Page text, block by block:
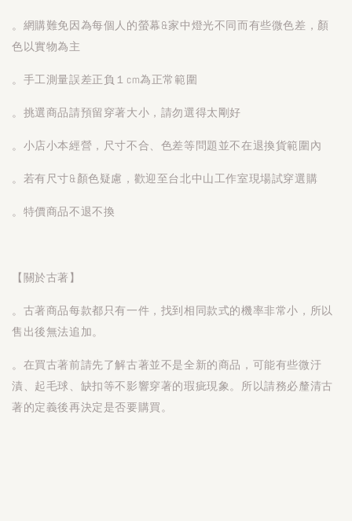
。網購難免因為每個人的螢幕&家中燈光不同而有些微色差，顏
色以實物為主
。手工測量誤差正負１cm為正常範圍
。挑選商品請預留穿著大小，請勿選得太剛好
。小店小本經營，尺寸不合、色差等問題並不在退換貨範圍內
。若有尺寸&顏色疑慮，歡迎至台北中山工作室現場試穿選購
。特價商品不退不換
【關於古著】
。古著商品每款都只有一件，找到相同款式的機率非常小，所以
售出後無法追加。
。在買古著前請先了解古著並不是全新的商品，可能有些微汙
漬、起毛球、缺扣等不影響穿著的瑕疵現象。所以請務必釐清古
著的定義後再決定是否要購買。